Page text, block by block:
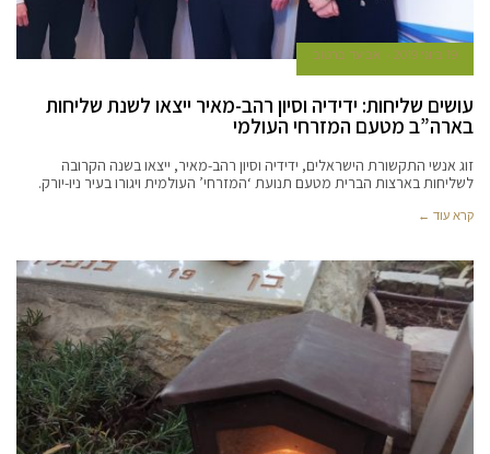
19 ביוני 2019 אביעד ברטוב
עושים שליחות: ידידיה וסיון רהב-מאיר ייצאו לשנת שליחות
בארה”ב מטעם המזרחי העולמי
זוג אנשי התקשורת הישראלים, ידידיה וסיון רהב-מאיר, ייצאו בשנה הקרובה
לשליחות בארצות הברית מטעם תנועת ‘המזרחי’ העולמית ויגורו בעיר ניו-יורק.
קרא עוד ←